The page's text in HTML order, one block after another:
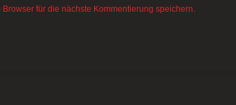
für die nächste Kommentierung speichern.